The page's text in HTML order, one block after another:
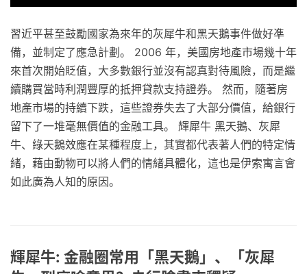
習近平甚至鼓勵國家為來年的灰犀牛和黑天鵝事件做好凖
備，並制定了應急計劃。 2006 年，美國房地產市場幾十年
來首次開始貶值，大多數銀行並沒有認真對待風險，而是繼
續購買當時利潤豐厚的抵押貸款支持證券。 然而，隨著房
地產市場的持續下跌，這些證券失去了大部分價值，給銀行
留下了一堆毫無價值的金融工具。 輝犀牛 黑天鵝、灰犀
牛、綠天鵝效應在某種程度上，其實都代表著人們的特定情
緒，藉由動物可以將人們的情緒具體化，這也是伊索寓言會
如此廣為人知的原因。
輝犀牛: 金融圈常用「黑天鵝」、「灰犀